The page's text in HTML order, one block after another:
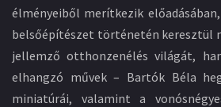
élményeiből merítkezik
belsőépítészet történetén keresztül
jellemző otthonzenélés világát,
elhangzó művek – Bartók Béla
miniatúrái, valamint a